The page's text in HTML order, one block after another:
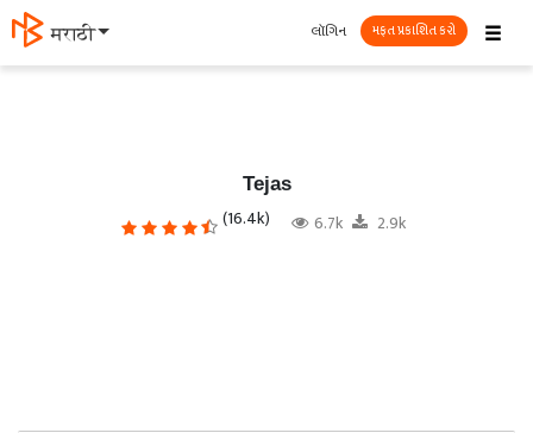
मराठी ☰
લૉગિન મફત પ્રકાશિત કરો
Tejas
(16.4k) 6.7k 2.9k